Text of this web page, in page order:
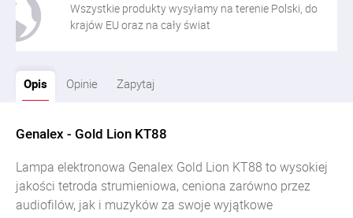
Wszystkie produkty wysyłamy na terenie Polski, do
krajów EU oraz na cały świat
Opis Opinie Zapytaj
Genalex - Gold Lion KT88
Lampa elektronowa Genalex Gold Lion KT88 to wysokiej
jakości tetroda strumieniowa, ceniona zarówno przez
audiofilów, jak i muzyków za swoje wyjątkowe